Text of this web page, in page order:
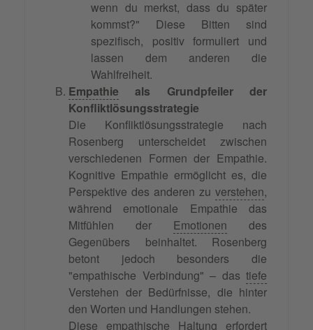
wenn du merkst, dass du später
kommst?" Diese Bitten sind
spezifisch, positiv formuliert und
lassen dem anderen die
Wahlfreiheit.
Empathie als Grundpfeiler der
Konfliktlösungsstrategie
Die Konfliktlösungsstrategie nach
Rosenberg unterscheidet zwischen
verschiedenen Formen der Empathie.
Kognitive Empathie ermöglicht es, die
Perspektive des anderen zu verstehen,
während emotionale Empathie das
Mitfühlen der Emotionen des
Gegenübers beinhaltet. Rosenberg
betont jedoch besonders die
"empathische Verbindung" – das tiefe
Verstehen der Bedürfnisse, die hinter
den Worten und Handlungen stehen.
Diese empathische Haltung erfordert